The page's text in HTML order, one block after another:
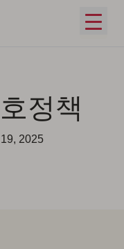
메인
정책
2025